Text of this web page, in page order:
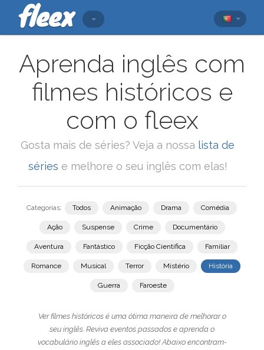
Aprenda inglês com
filmes históricos e
com o fleex
Gosta mais de séries? Veja a nossa lista de
séries e melhore o seu inglês com elas!
Categorias: Todos Animação Drama Comédia
Ação Suspense Crime Documentário
Aventura Fantástico Ficção Científica Familiar
Romance Musical Terror Mistério História
Guerra Faroeste
Ver filmes históricos é uma ótima maneira de melhorar o
seu inglês. Reviva eventos passados e aprenda o
vocabulário inglês a eles associado! Abaixo encontram-